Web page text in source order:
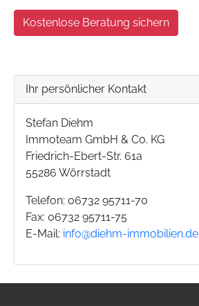
Kostenlose Beratung sichern
Ihr persönlicher Kontakt
Stefan Diehm
Immoteam GmbH & Co. KG
Friedrich-Ebert-Str. 61a
55286 Wörrstadt
Telefon: 06732 95711-70
Fax: 06732 95711-75
E-Mail: info@diehm-immobilien.de